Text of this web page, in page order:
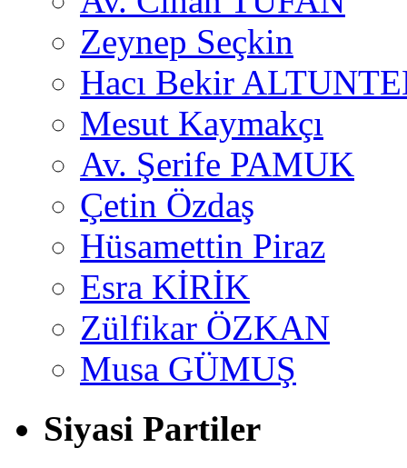
Zeynep Seçkin
Hacı Bekir
Mesut Kaymakçı
Av. Şerife PAMUK
Çetin Özdaş
Hüsamettin Piraz
Esra KİRİK
Zülfikar ÖZKAN
Musa GÜMUŞ
Siyasi Partiler